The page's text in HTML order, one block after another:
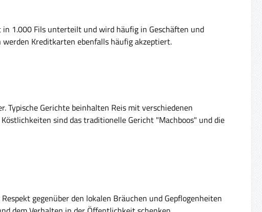
1.000 Fils unterteilt und wird häufig in Geschäften und
Kreditkarten ebenfalls häufig akzeptiert.
Typische Gerichte beinhalten Reis mit verschiedenen
sind das traditionelle Gericht "Machboos" und die
gegenüber den lokalen Bräuchen und Gepflogenheiten